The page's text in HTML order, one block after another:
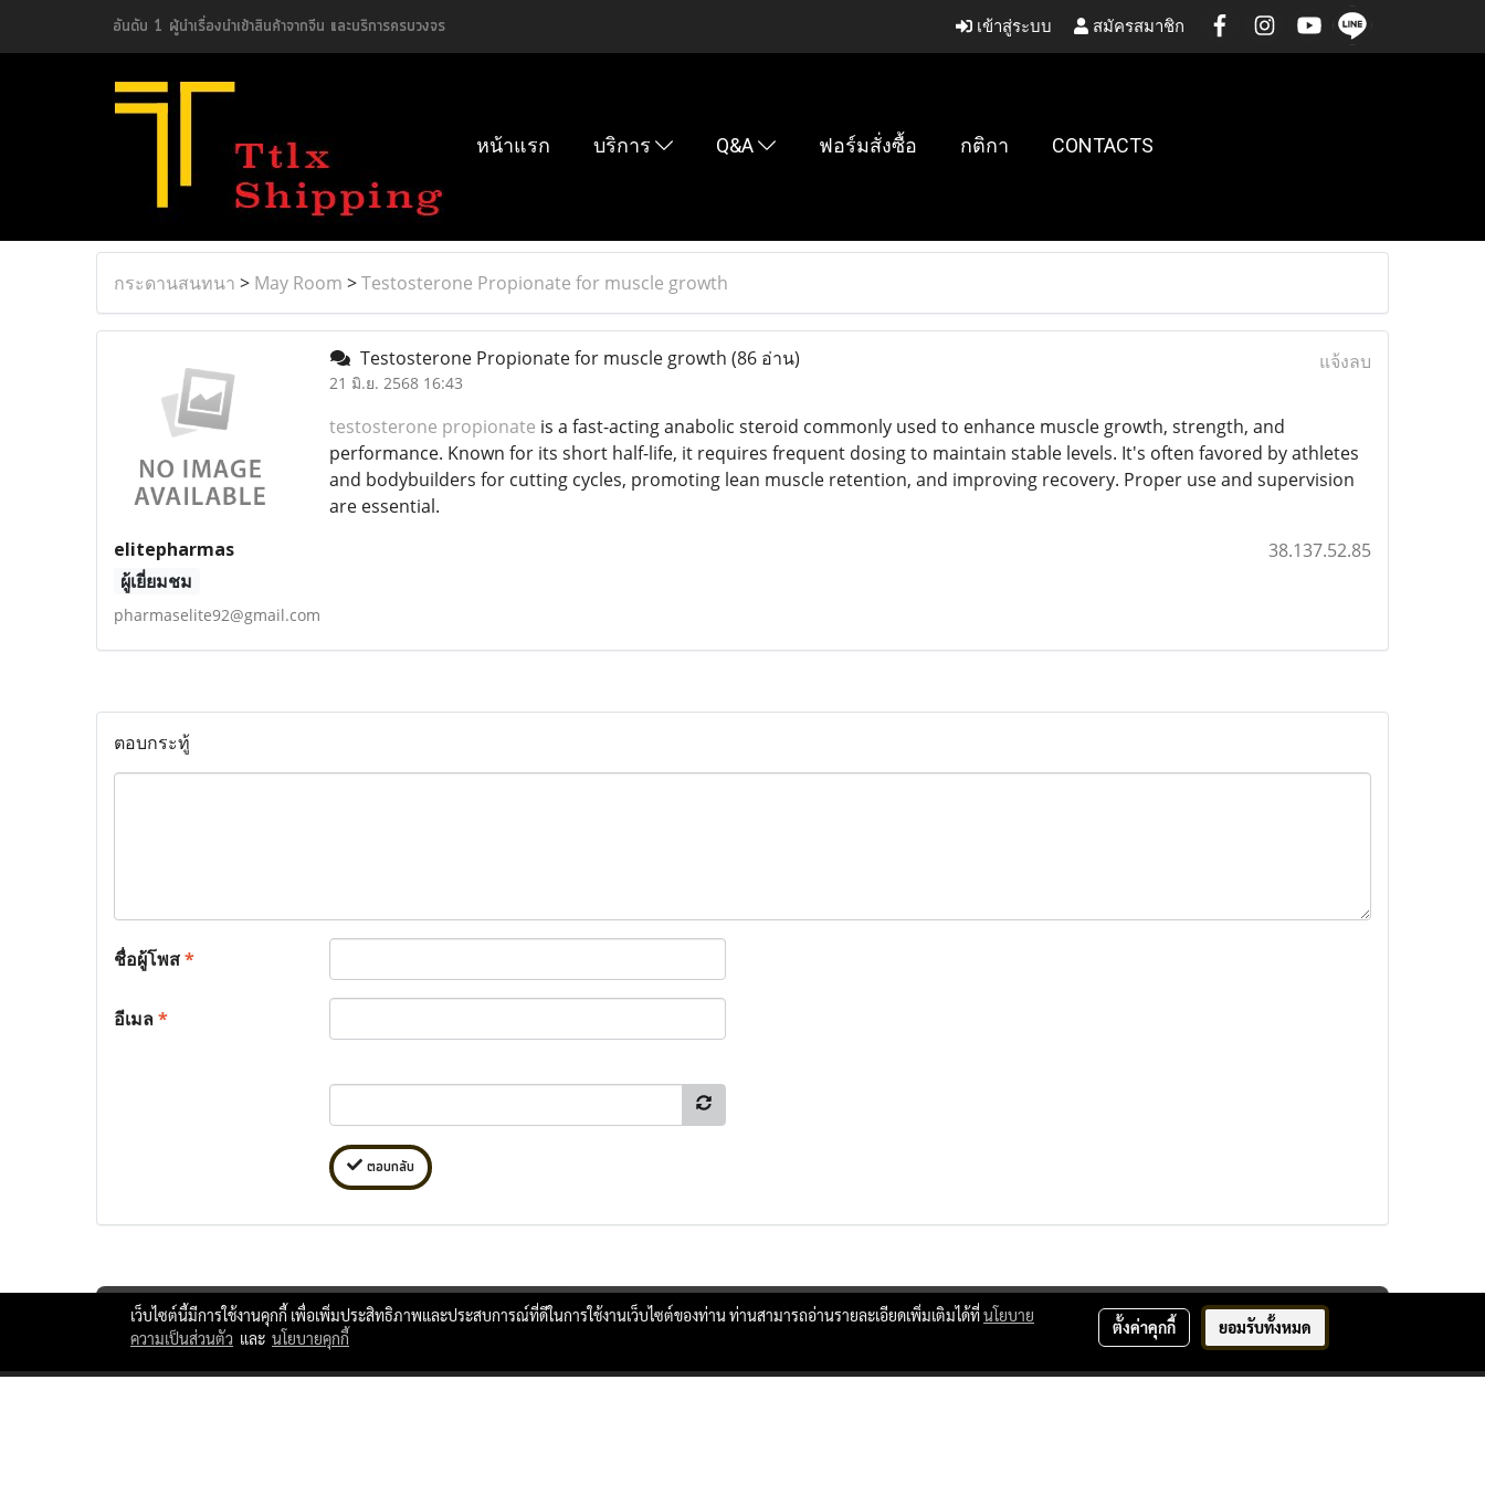
อันดับ 1 ผู้นำเรื่องนำเข้าสินค้าจากจีน และบริการครบวงจร เข้าสู่ระบบ สมัครสมาชิก
หน้าแรก บริการ Q&A ฟอร์มสั่งซื้อ กติกา CONTACTS
กระดานสนทนา > May Room >Testosterone Propionate for muscle growth
elitepharmas
ผู้เยี่ยมชม
pharmaselite92@gmail.com
Testosterone Propionate for muscle growth (86 อ่าน)
21 มิ.ย. 2568 16:43
แจ้งลบ
testosterone propionate is a fast-acting anabolic steroid commonly used to enhance muscle growth, strength, and
performance. Known for its short half-life, it requires frequent dosing to maintain stable levels. It's often favored by athletes
and bodybuilders for cutting cycles, promoting lean muscle retention, and improving recovery. Proper use and supervision
are essential.
38.137.52.85
ตอบกระทู้
ชื่อผู้โพส*
อีเมล*
ตอบกลับ
เว็บไซต์นี้มีการใช้งานคุกกี้ เพื่อเพิ่มประสิทธิภาพและประสบการณ์ที่ดีในการใช้งานเว็บไซต์ของท่าน ท่านสามารถอ่านรายละเอียดเพิ่มเติมได้ที่นโยบาย
ความเป็นส่วนตัว และ นโยบายคุกกี้
ตั้งค่าคุกกี้ ยอมรับทั้งหมด